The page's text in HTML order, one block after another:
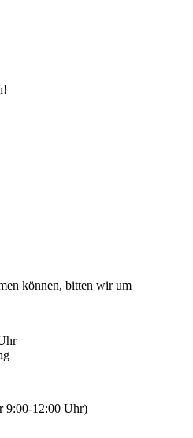
können, bitten wir um
9:00-12:00 Uhr)